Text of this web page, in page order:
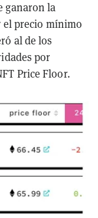
ganaron la
el precio mínimo
al de los
por
Price Floor.